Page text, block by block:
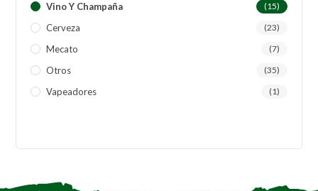
Vino Y Champaña (15)
Cerveza (23)
Mecato (7)
Otros (35)
Vapeadores (1)